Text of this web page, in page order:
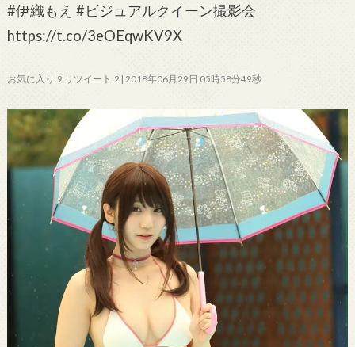
#伊織もえ #ビジュアルクイーン撮影会
https://t.co/3eOEqwKV9X
お気に入り:9 リツイート:2 | 2018年06月29日 05時58分49秒